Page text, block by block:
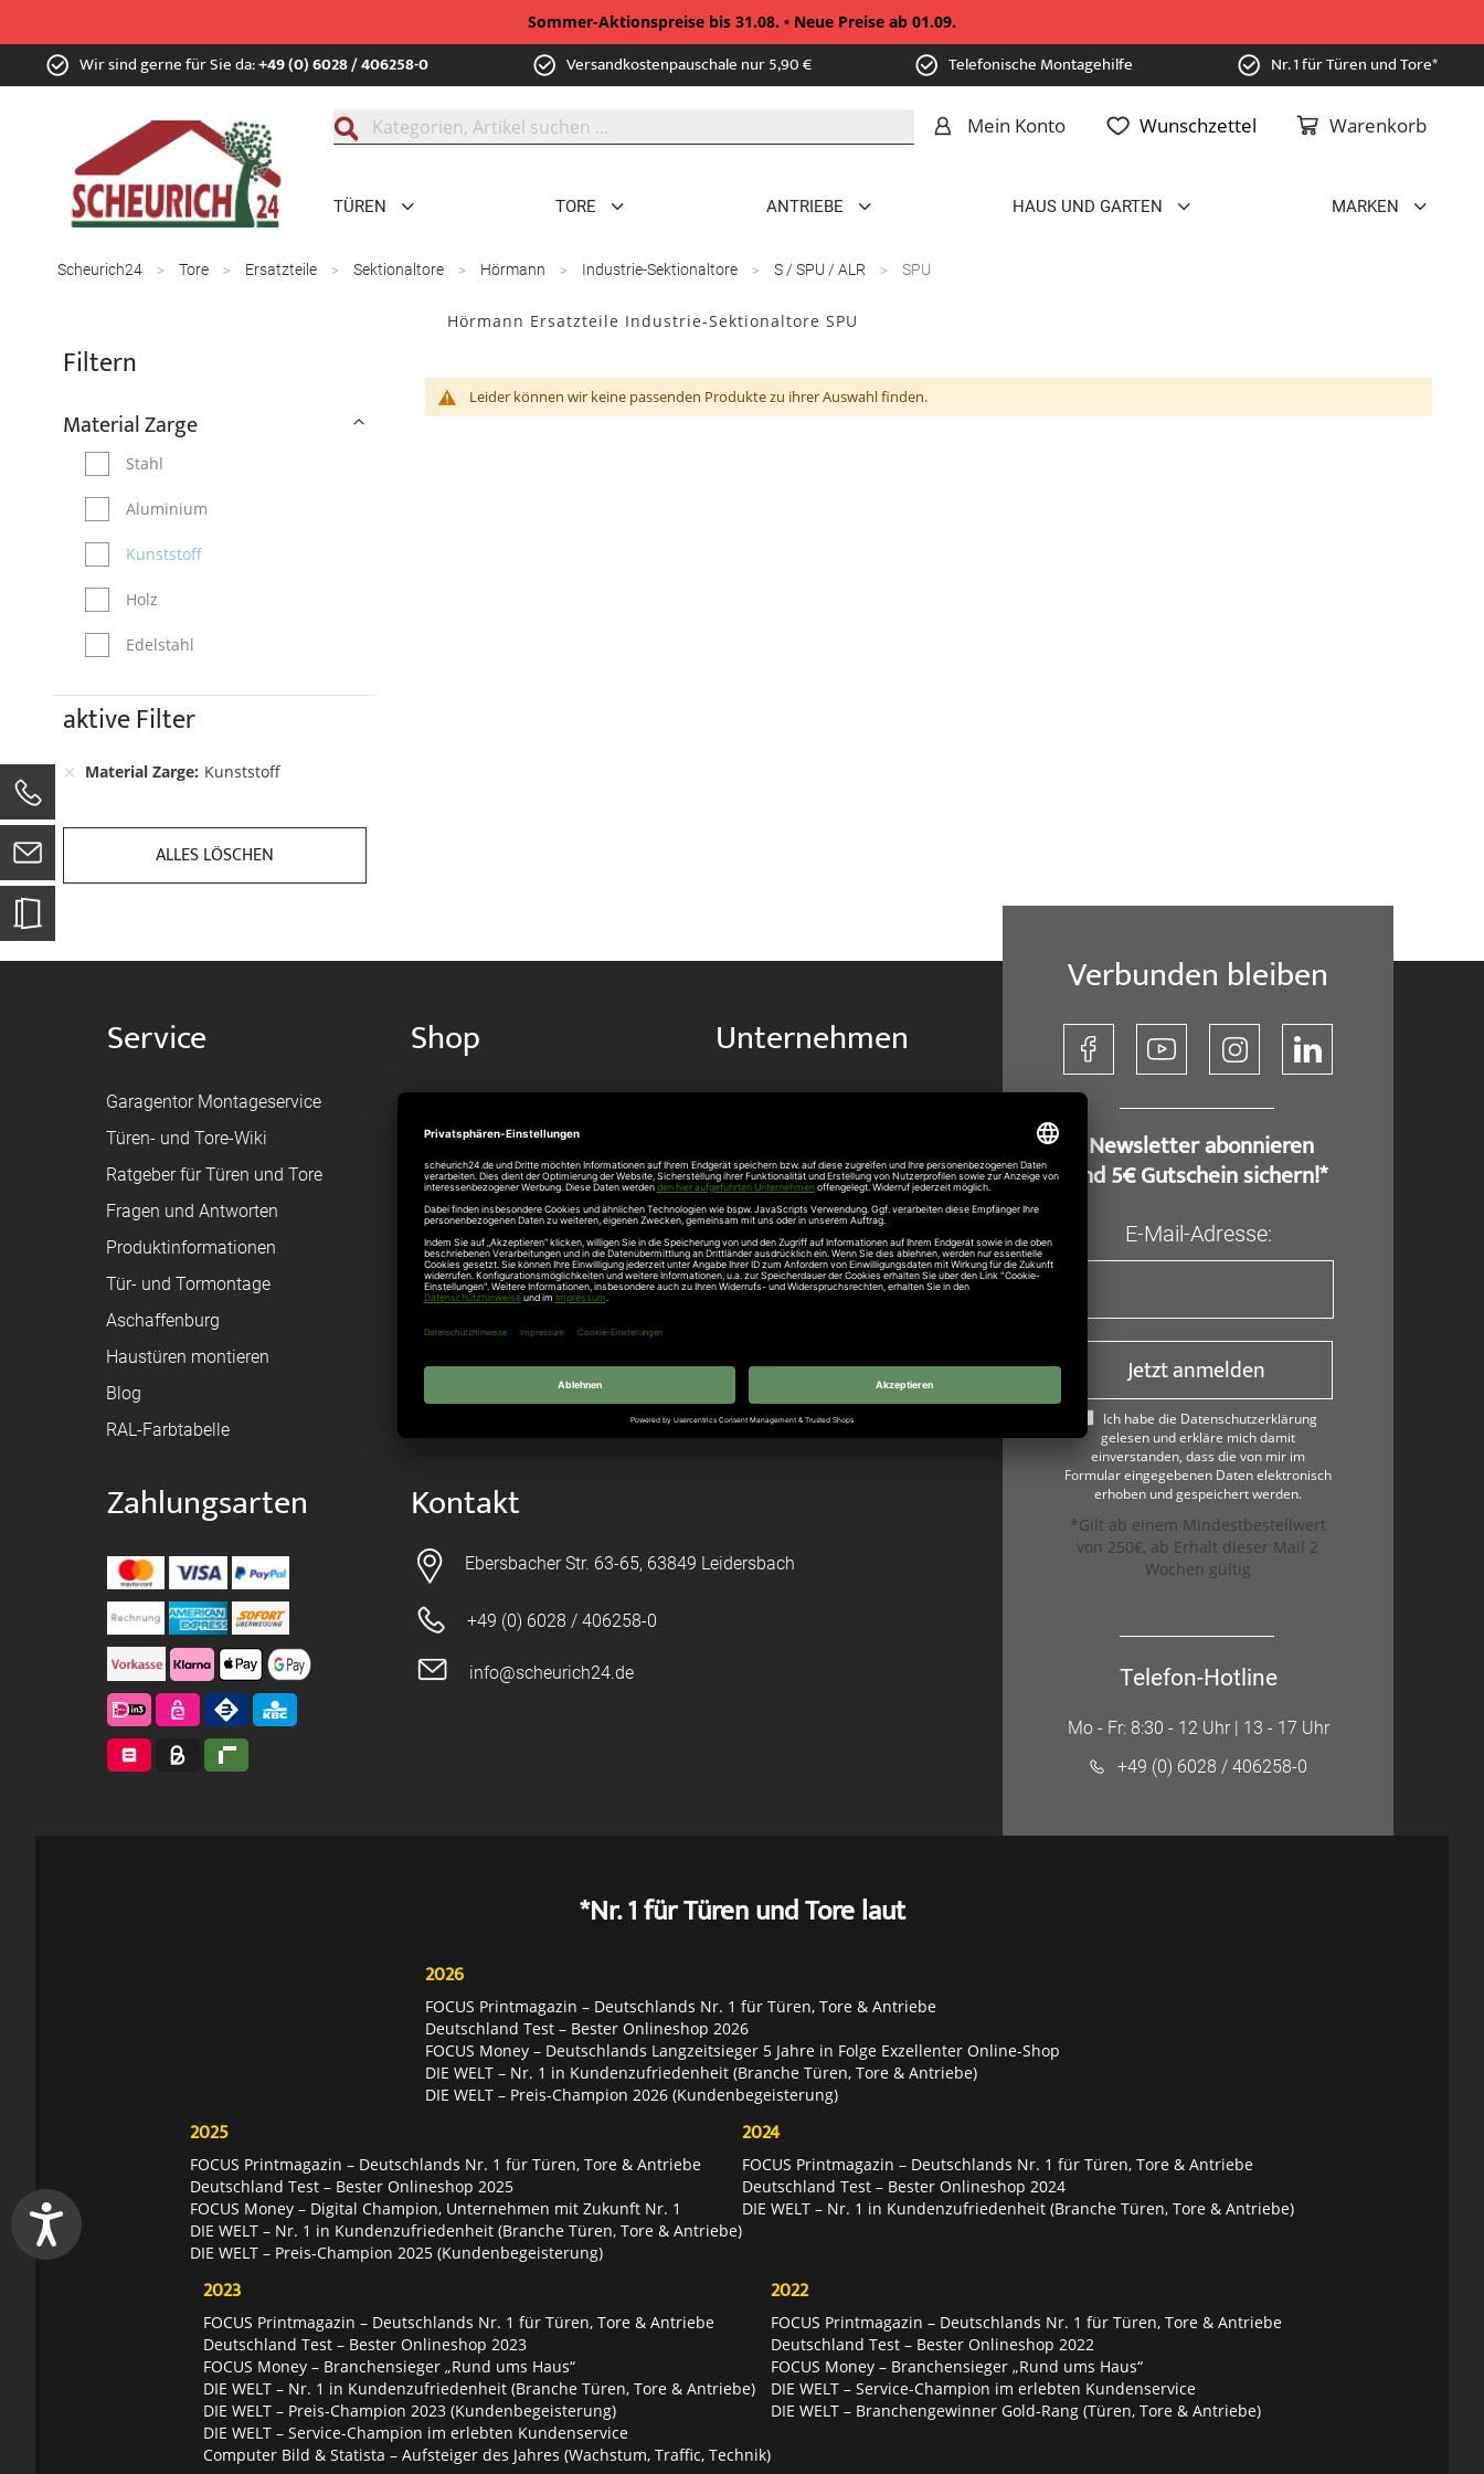
Sommer-Aktionspreise bis 31.08. • Neue Preise ab 01.09.
Zum
Inhalt Wir sind gerne für Sie da:+49 (0) 6028 / 406258-0 Versandkostenpauschale nur 5,90 € Telefonische Montagehilfe Nr. 1 für Türen und Tore*
Warenkorb
Mein Konto Wunschzettel
TÜREN TORE ANTRIEBE HAUS UND GARTEN MARKEN
Scheurich24 Tore Ersatzteile Sektionaltore Hörmann Industrie-Sektionaltore S / SPU / ALR SPU
Hörmann Ersatzteile Industrie-Sektionaltore SPU
Leider können wir keine passenden Produkte zu ihrer Auswahl finden.
aktive Filter
Material Zarge Kunststoff
ALLES LÖSCHEN
Filtern
Material Zarge
Stahl
Aluminium
Kunststoff
Holz
Edelstahl
Service
Garagentor Montageservice
Türen- und Tore-Wiki
Ratgeber für Türen und Tore
Fragen und Antworten
Produktinformationen
Tür- und Tormontage
Aschaffenburg
Haustüren montieren
Blog
RAL-Farbtabelle
Shop
Zahlungsarten
Bestellvorgang
Registrieren
Federanfrage
Toraufmaß
Elektrische Garagentore
Unternehmen
Hersteller
Hörmann Türen
Hörmann Sektionaltor
Zahlungsarten Kontakt
Ebersbacher Str. 63-65, 63849 Leidersbach
+49 (0) 6028 / 406258-0
info@scheurich24.de
Verbunden bleiben
​ Newsletter abonnieren
und 5€ Gutschein sichern!*
E-Mail-Adresse:
Jetzt anmelden
Ich habe die Datenschutzerklärung
gelesen und erkläre mich damit
einverstanden, dass die von mir im
Formular eingegebenen Daten elektronisch
erhoben und gespeichert werden.
*Gilt ab einem Mindestbestellwert
von 250€, ab Erhalt dieser Mail 2
Wochen gültig
Telefon-Hotline
Mo - Fr: 8:30 - 12 Uhr | 13 - 17 Uhr
+49 (0) 6028 / 406258-0
*Nr. 1 für Türen und Tore laut
2026
FOCUS Printmagazin – Deutschlands Nr. 1 für Türen, Tore & Antriebe
Deutschland Test – Bester Onlineshop 2026
FOCUS Money – Deutschlands Langzeitsieger 5 Jahre in Folge Exzellenter Online-Shop
DIE WELT – Nr. 1 in Kundenzufriedenheit (Branche Türen, Tore & Antriebe)
DIE WELT – Preis-Champion 2026 (Kundenbegeisterung)
2025
FOCUS Printmagazin – Deutschlands Nr. 1 für Türen, Tore & Antriebe
Deutschland Test – Bester Onlineshop 2025
FOCUS Money – Digital Champion, Unternehmen mit Zukunft Nr. 1
DIE WELT – Nr. 1 in Kundenzufriedenheit (Branche Türen, Tore & Antriebe)
DIE WELT – Preis-Champion 2025 (Kundenbegeisterung)
2024
FOCUS Printmagazin – Deutschlands Nr. 1 für Türen, Tore & Antriebe
Deutschland Test – Bester Onlineshop 2024
DIE WELT – Nr. 1 in Kundenzufriedenheit (Branche Türen, Tore & Antriebe)
2023
FOCUS Printmagazin – Deutschlands Nr. 1 für Türen, Tore & Antriebe
Deutschland Test – Bester Onlineshop 2023
FOCUS Money – Branchensieger „Rund ums Haus“
DIE WELT – Nr. 1 in Kundenzufriedenheit (Branche Türen, Tore & Antriebe)
DIE WELT – Preis-Champion 2023 (Kundenbegeisterung)
DIE WELT – Service-Champion im erlebten Kundenservice
Computer Bild & Statista – Aufsteiger des Jahres (Wachstum, Traffic, Technik)
2022
FOCUS Printmagazin – Deutschlands Nr. 1 für Türen, Tore & Antriebe
Deutschland Test – Bester Onlineshop 2022
FOCUS Money – Branchensieger „Rund ums Haus“
DIE WELT – Service-Champion im erlebten Kundenservice
DIE WELT – Branchengewinner Gold-Rang (Türen, Tore & Antriebe)